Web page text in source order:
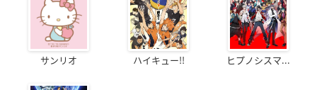
サンリオ ハイキュー!! ヒプノシスマ...